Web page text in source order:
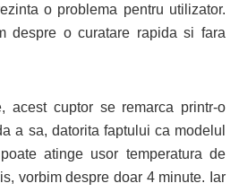
o problema pentru utilizator.
despre o curatare rapida si fara
acest cuptor se remarca printr-o
a sa, datorita faptului ca modelul
atinge usor temperatura de
vorbim despre doar 4 minute. Iar